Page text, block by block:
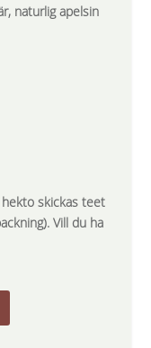
naturlig apelsin
skickas teet
Vill du ha